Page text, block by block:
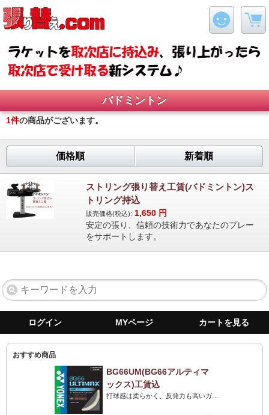
バドミントン
1件の商品がございます。
価格順 新着順
ストリング張り替え工賃(バドミントン)ス
トリング持込
販売価格(税込): 1,650 円
安定の張り、信頼の技術力であなたのプレー
をサポートします。
ログイン MYページ カートを見る
おすすめ商品
BG66UM(BG66アルティマ
ックス)工賃込
打球感は柔らかく、反発力も高いガット。打球音は最高のストリングです。力がない人にも最高です!